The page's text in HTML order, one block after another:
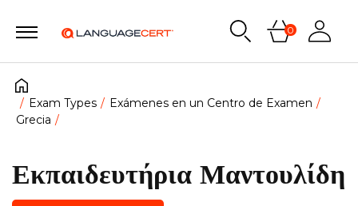
0
Exam Types
Exámenes en un Centro de Examen
Grecia
Εκπαιδευτήρια Μαντουλίδη